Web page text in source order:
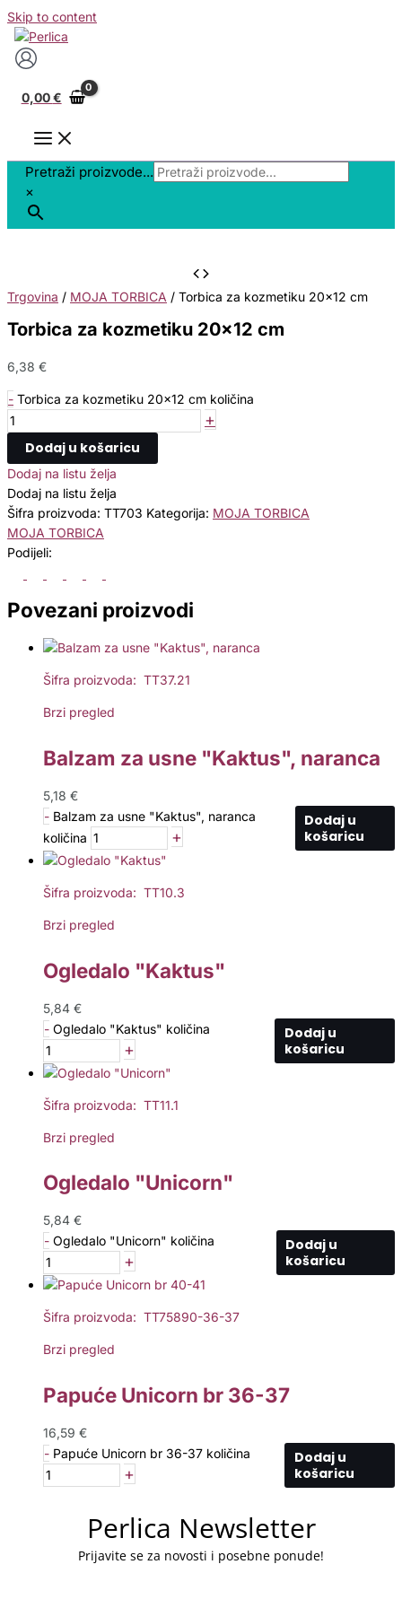
Skip to content
0,00€
Pretraži proizvode...
×
Trgovina / MOJA TORBICA / Torbica za kozmetiku 20×12 cm
Torbica za kozmetiku 20×12 cm
6,38 €
- Torbica za kozmetiku 20x12 cm količina
+
Dodaj u košaricu
Dodaj na listu želja
Dodaj na listu želja
Šifra proizvoda: TT703 Kategorija: MOJA TORBICA
MOJA TORBICA
Podijeli:
Povezani proizvodi
Šifra proizvoda: TT37.21
Brzi pregled
Balzam za usne "Kaktus", naranca
5,18 €
- Balzam za usne "Kaktus", naranca
količina
+
Dodaj u
košaricu
Šifra proizvoda: TT10.3
Brzi pregled
Ogledalo "Kaktus"
5,84 €
- Ogledalo "Kaktus" količina
+
Dodaj u
košaricu
Šifra proizvoda: TT11.1
Brzi pregled
Ogledalo "Unicorn"
5,84 €
- Ogledalo "Unicorn" količina
+
Dodaj u
košaricu
Šifra proizvoda: TT75890-36-37
Brzi pregled
Papuće Unicorn br 36-37
16,59 €
- Papuće Unicorn br 36-37 količina
+
Dodaj u
košaricu
Perlica Newsletter
Prijavite se za novosti i posebne ponude!